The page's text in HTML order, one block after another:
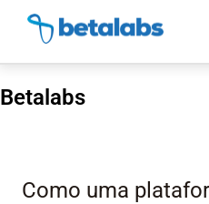
Betalabs
Como uma